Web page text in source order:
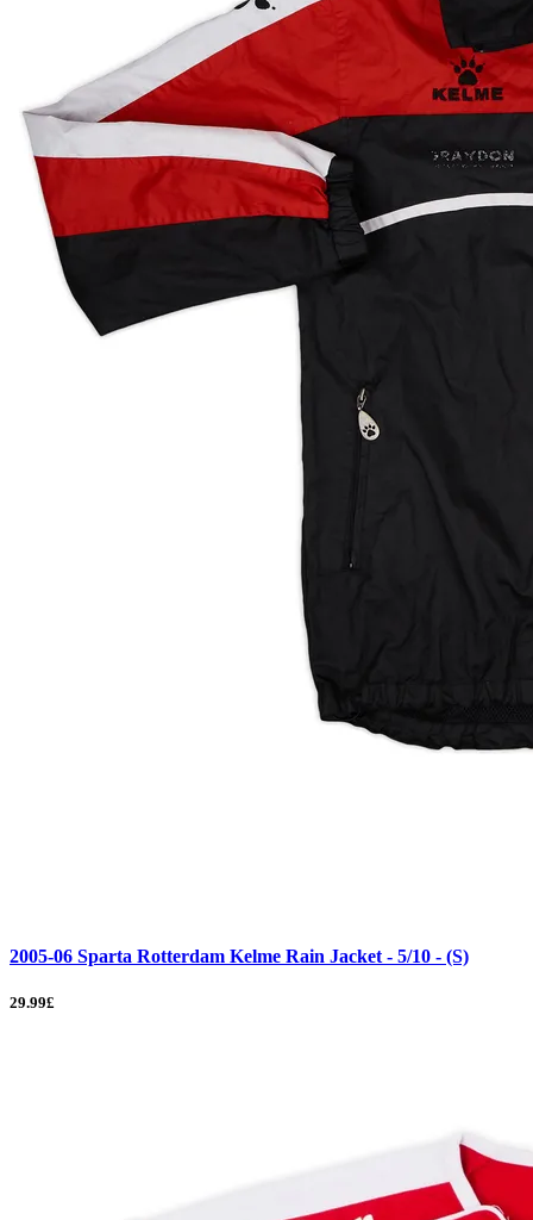
2005-06 Sparta Rotterdam Kelme Rain Jacket - 5/10 - (S)
29.99£